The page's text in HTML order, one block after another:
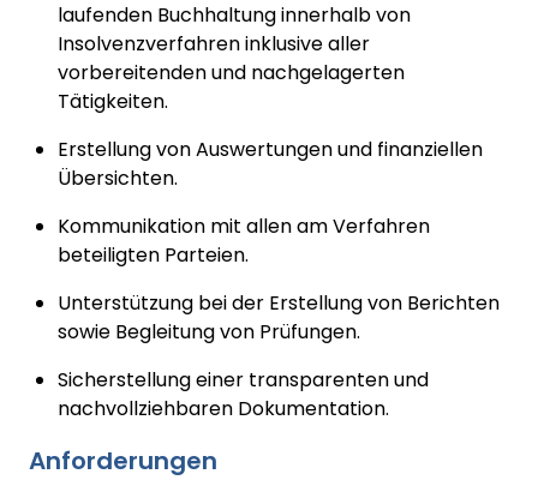
laufenden Buchhaltung innerhalb von
Insolvenzverfahren inklusive aller
vorbereitenden und nachgelagerten
Tätigkeiten.
Erstellung von Auswertungen und finanziellen
Übersichten.
Kommunikation mit allen am Verfahren
beteiligten Parteien.
Unterstützung bei der Erstellung von Berichten
sowie Begleitung von Prüfungen.
Sicherstellung einer transparenten und
nachvollziehbaren Dokumentation.
Anforderungen